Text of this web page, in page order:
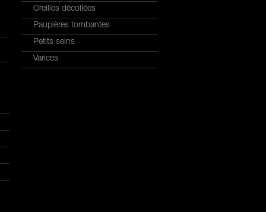
Oreilles décollées
Paupières tombantes
Petits seins
Varices